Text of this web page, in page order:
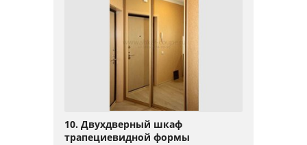
10. Двухдверный шкаф
трапециевидной формы